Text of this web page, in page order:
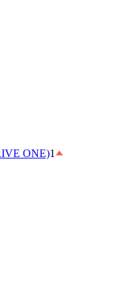
ONE)1